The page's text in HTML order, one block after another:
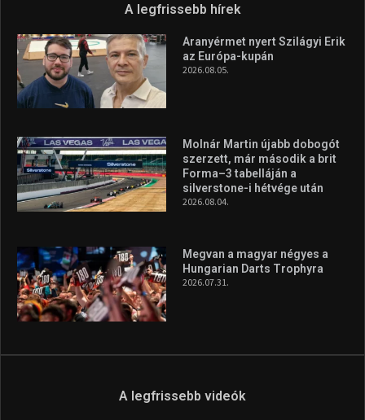
A legfrissebb hírek
Aranyérmet nyert Szilágyi Erik
az Európa-kupán
2026.08.05.
Molnár Martin újabb dobogót
szerzett, már második a brit
Forma–3 tabelláján a
silverstone-i hétvége után
2026.08.04.
Megvan a magyar négyes a
Hungarian Darts Trophyra
2026.07.31.
A legfrissebb videók